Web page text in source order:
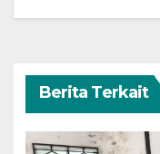
Berita Terkait